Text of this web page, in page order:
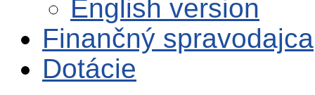
English version
Finančný spravodajca
Dotácie